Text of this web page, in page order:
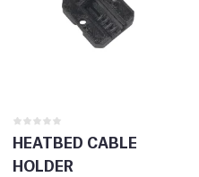
HEATBED CABLE
HOLDER